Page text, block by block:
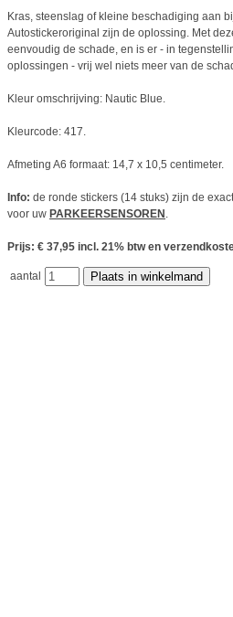
Kras, steenslag of kleine beschadiging aan
Autostickeroriginal zijn de oplossing. Met
eenvoudig de schade, en is er - in
oplossingen - vrij wel niets meer van de
Kleur omschrijving: Nautic Blue.
Kleurcode: 417.
Afmeting A6 formaat: 14,7 x 10,5 centimeter.
Info: de ronde stickers (14 stuks) zijn de
voor uw PARKEERSENSOREN .
Prijs: € 37,95 incl. 21% btw en
aantal